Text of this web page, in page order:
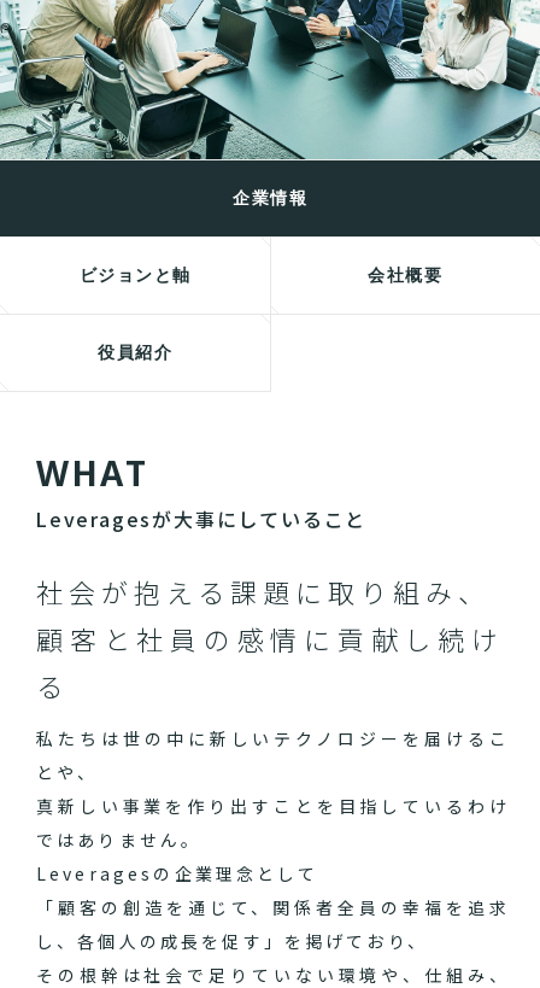
企業情報
ビジョンと軸 会社概要
役員紹介
WHAT
Leveragesが大事にしていること
社会が抱える課題に取り組み、
顧客と社員の感情に貢献し続け
る
私たちは世の中に新しいテクノロジーを届けるこ
とや、
真新しい事業を作り出すことを目指しているわけ
ではありません。
Leveragesの企業理念として
「顧客の創造を通じて、関係者全員の幸福を追求
し、各個人の成長を促す」を掲げており、
その根幹は社会で足りていない環境や、仕組み、